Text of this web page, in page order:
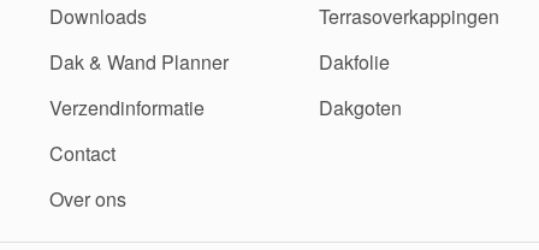
Downloads
Dak & Wand Planner
Verzendinformatie
Contact
Over ons
Terrasoverkappingen
Dakfolie
Dakgoten